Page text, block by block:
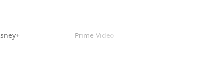
Prime Video